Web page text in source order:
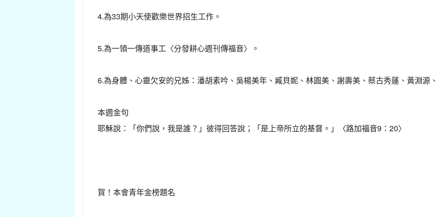
4.為33期小天使歡樂世界招生工作。
5.為一領一傳道事工〈分發耕心週刊傳福音〉。
6.為身體、心靈欠安的兄姊：潘胡素吟、吳楊美年、臧貝妮、林圓美、謝壽美、蔡古秀蓮、黃淵源
本週金句
耶穌說：「你們說，我是誰？」彼得回答說；「是上帝所立的基督。」〈路加福音9：20〉
賀！本會青年金榜題名